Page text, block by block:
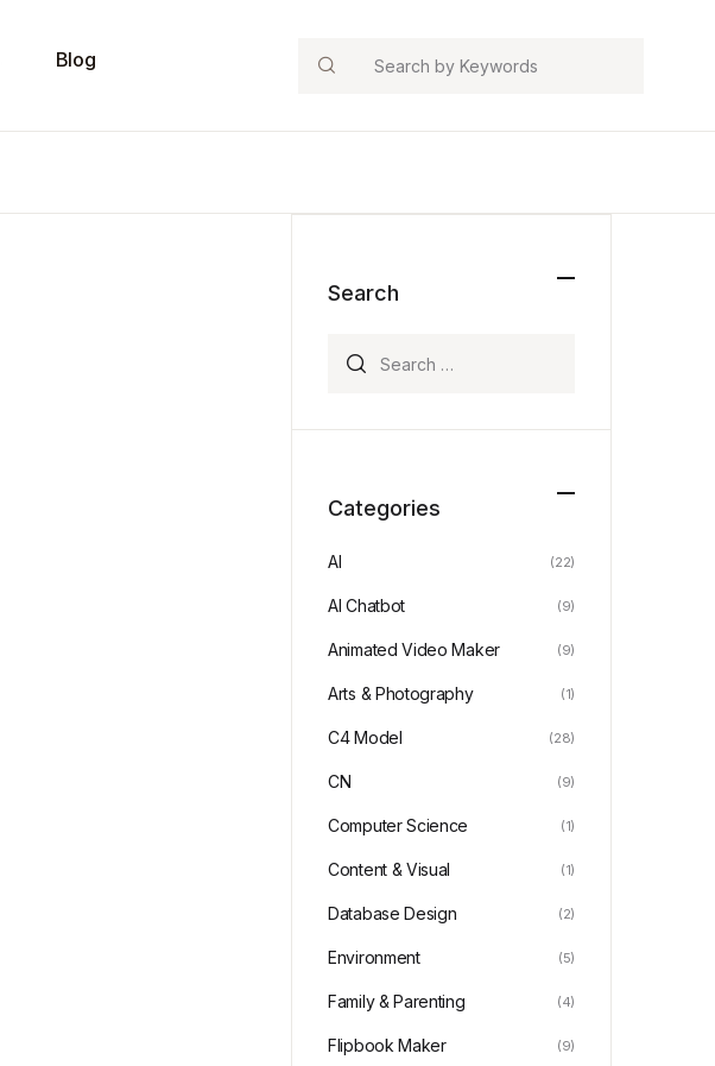
Blog Search
Search
Categories
AI (22)
AI Chatbot (9)
Animated Video Maker (9)
Arts & Photography (1)
C4 Model (28)
CN (9)
Computer Science (1)
Content & Visual (1)
Database Design (2)
Environment (5)
Family & Parenting (4)
Flipbook Maker (9)